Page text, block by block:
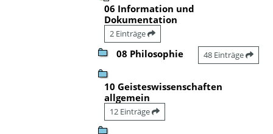
06 Information und
Dokumentation
2 Einträge
08 Philosophie 48 Einträge
10 Geisteswissenschaften
allgemein
12 Einträge